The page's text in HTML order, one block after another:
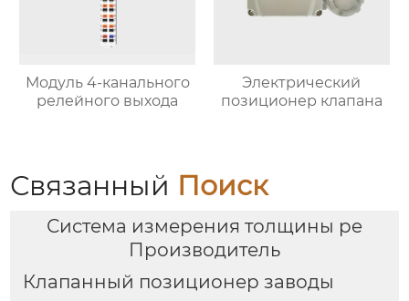
Модуль 4-канального
релейного выхода
Электрический
позиционер клапана
Связанный Поиск
Система измерения толщины pe
Производитель
Клапанный позиционер заводы